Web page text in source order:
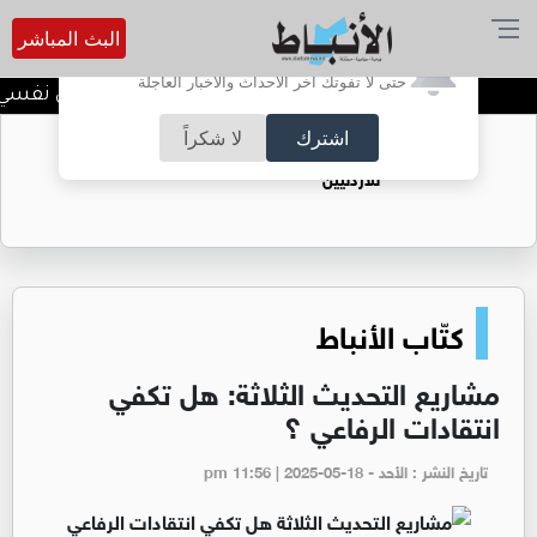
أترغب في تفعيل الإشعارات؟
حتى لا تفوتك آخر الأحداث والأخبار العاجلة
اشترك لا شكراً
البث المباشر
الضحك وقت الأزمات.. خلل نفسي
حقل الريشة حين يتحول الغاز إلى فرص عمل
للأردنيين
كتّاب الأنباط
مشاريع التحديث الثلاثة: هل تكفي
انتقادات الرفاعي ؟
تاريخ النشر : الأحد - pm 11:56 | 2025-05-18